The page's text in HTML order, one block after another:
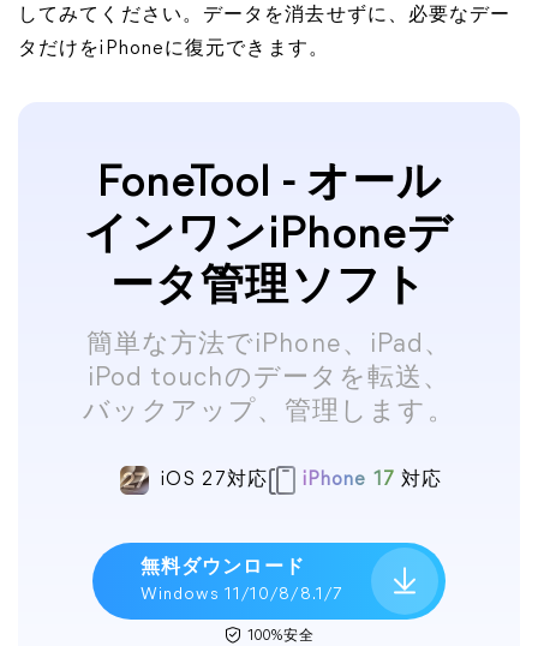
してみてください。データを消去せずに、必要なデー
タだけをiPhoneに復元できます。
FoneTool - オール
インワンiPhoneデ
ータ管理ソフト
簡単な方法でiPhone、iPad、
iPod touchのデータを転送、
バックアップ、管理します。
iOS 27対応 iPhone 17 対応
無料ダウンロード
Windows 11/10/8/8.1/7
100%安全